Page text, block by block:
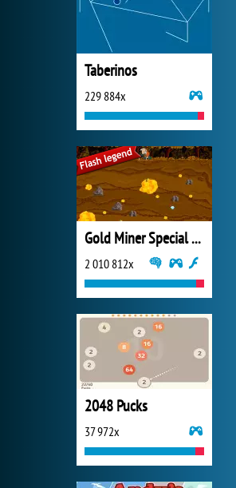
Taberinos
229 884x
Gold Miner Special Edition
2 010 812x
2048 Pucks
37 972x